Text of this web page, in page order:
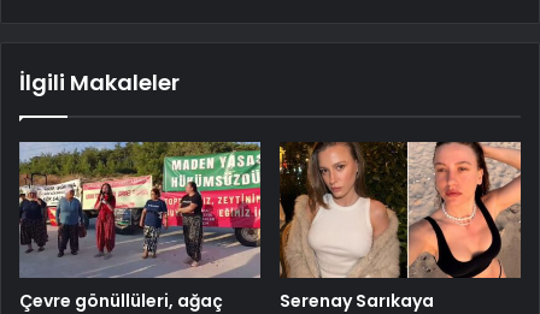
İlgili Makaleler
Çevre gönüllüleri, ağaç
Serenay Sarıkaya